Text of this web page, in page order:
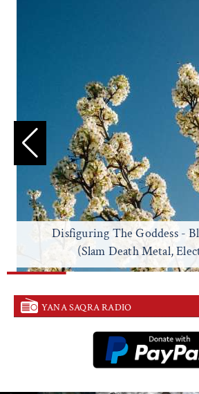
Disfiguring The Goddess -
(Slam Death Metal,
YANA SAQRA RADIO